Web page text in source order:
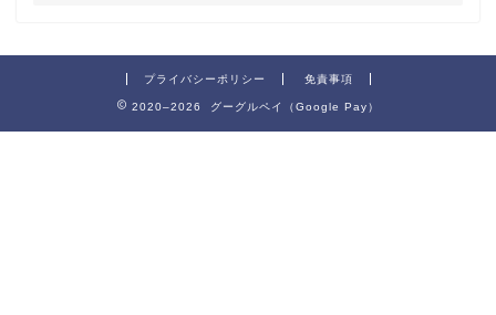
プライバシーポリシー 免責事項
2020–2026 グーグルペイ（Google Pay）